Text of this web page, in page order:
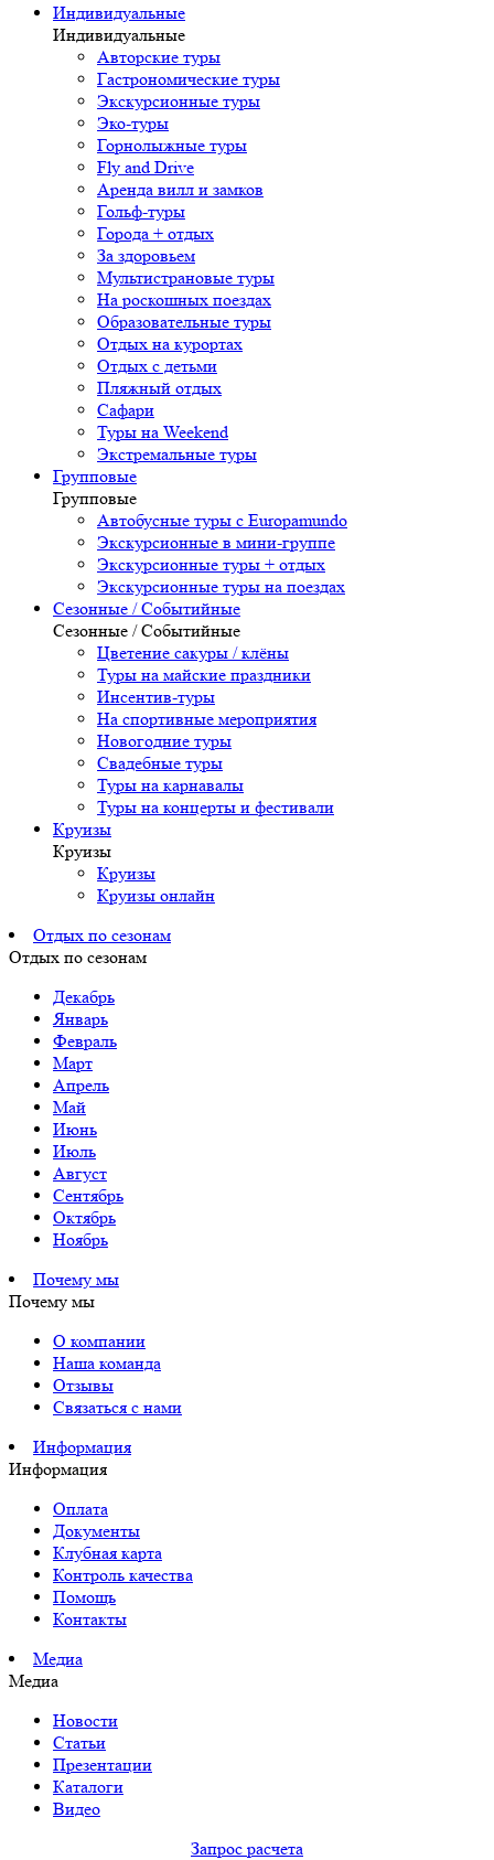
Индивидуальные
Индивидуальные
Авторские туры
Гастрономические туры
Экскурсионные туры
Эко-туры
Горнолыжные туры
Fly and Drive
Аренда вилл и замков
Гольф-туры
Города + отдых
За здоровьем
Мультистрановые туры
На роскошных поездах
Образовательные туры
Отдых на курортах
Отдых с детьми
Пляжный отдых
Сафари
Туры на Weekend
Экстремальные туры
Групповые
Групповые
Автобусные туры с Europamundo
Экскурсионные в мини-группе
Экскурсионные туры + отдых
Экскурсионные туры на поездах
Сезонные / Событийные
Сезонные / Событийные
Цветение сакуры / клёны
Туры на майские праздники
Инсентив-туры
На спортивные мероприятия
Новогодние туры
Свадебные туры
Туры на карнавалы
Туры на концерты и фестивали
Круизы
Круизы
Круизы
Круизы онлайн
Отдых по сезонам
Отдых по сезонам
Декабрь
Январь
Февраль
Март
Апрель
Май
Июнь
Июль
Август
Сентябрь
Октябрь
Ноябрь
Почему мы
Почему мы
О компании
Наша команда
Отзывы
Связаться с нами
Информация
Информация
Оплата
Документы
Клубная карта
Контроль качества
Помощь
Контакты
Медиа
Медиа
Новости
Статьи
Презентации
Каталоги
Видео
Запрос расчета